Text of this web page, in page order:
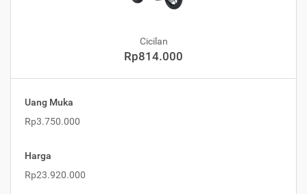
Cicilan
Rp814.000
Uang Muka
Rp3.750.000
Harga
Rp23.920.000